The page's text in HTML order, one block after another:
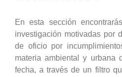
En esta sección
investigación motivadas por
de oficio por
materia ambiental y urbana
fecha, a través de un filtro